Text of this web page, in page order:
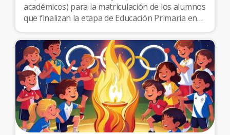
académicos) para la matriculación de los alumnos
que finalizan la etapa de Educación Primaria en
los diferentes centros de Educación Secundaria,
la entrega de documetación prevista para el
jueves 26 de junio, se traslada al próximo día 1 de
julio. A partir de esa fecha, podrán personarse en
el centro para retirar los documentos
anteriormente citados. Lamentamos...